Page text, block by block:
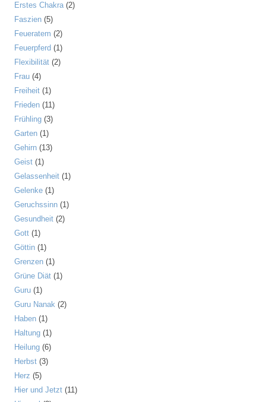
Erstes Chakra(2)
Faszien (5)
Feueratem (2)
Feuerpferd (1)
Flexibilität (2)
Frau (4)
Freiheit (1)
Frieden (11)
Frühling (3)
Garten (1)
Gehirn (13)
Geist (1)
Gelassenheit (1)
Gelenke (1)
Geruchssinn (1)
Gesundheit (2)
Gott (1)
Göttin (1)
Grenzen (1)
Grüne Diät (1)
Guru (1)
Guru Nanak (2)
Haben (1)
Haltung (1)
Heilung (6)
Herbst (3)
Herz (5)
Hier und Jetzt (11)